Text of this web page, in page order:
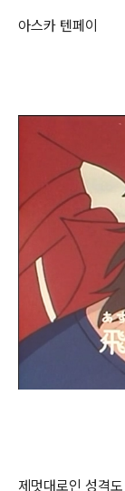
아스카 텐페이
제멋대로인 성격